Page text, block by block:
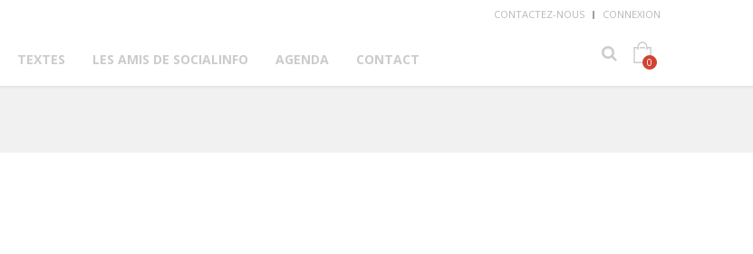
CONNEXION
CONTACTEZ-NOUS
TEXTES LES AMIS DE SOCIALINFO AGENDA CONTACT 0